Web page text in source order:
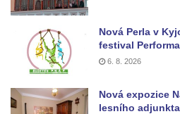
Mirošovicích
Socha býka před areálem firmy
Račicích
Povodňový sloup I. v Dobříni
Nová Perla v
festival
6. 8. 2026
Nová expozice
lesního